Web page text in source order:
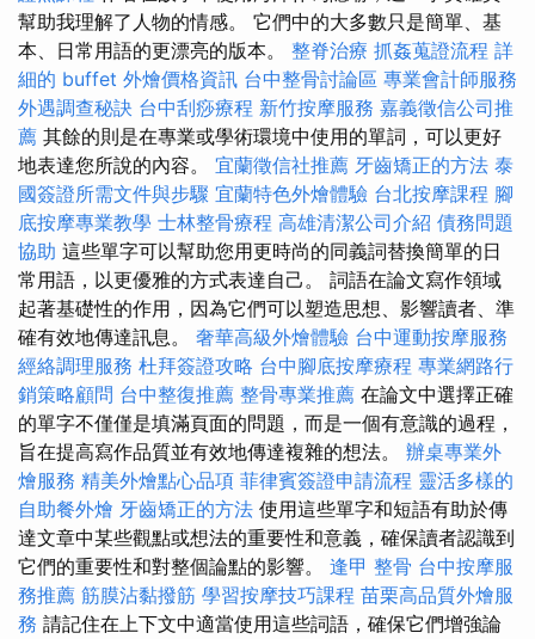
幫助我理解了人物的情感。 它們中的大多數只是簡單、基
本、日常用語的更漂亮的版本。 整脊治療 抓姦蒐證流程 詳
細的 buffet 外燴價格資訊 台中整骨討論區 專業會計師服務
外遇調查秘訣 台中刮痧療程 新竹按摩服務 嘉義徵信公司推
薦 其餘的則是在專業或學術環境中使用的單詞，可以更好
地表達您所說的內容。 宜蘭徵信社推薦 牙齒矯正的方法 泰
國簽證所需文件與步驟 宜蘭特色外燴體驗 台北按摩課程 腳
底按摩專業教學 士林整骨療程 高雄清潔公司介紹 債務問題
協助 這些單字可以幫助您用更時尚的同義詞替換簡單的日
常用語，以更優雅的方式表達自己。 詞語在論文寫作領域
起著基礎性的作用，因為它們可以塑造思想、影響讀者、準
確有效地傳達訊息。 奢華高級外燴體驗 台中運動按摩服務
經絡調理服務 杜拜簽證攻略 台中腳底按摩療程 專業網路行
銷策略顧問 台中整復推薦 整骨專業推薦 在論文中選擇正確
的單字不僅僅是填滿頁面的問題，而是一個有意識的過程，
旨在提高寫作品質並有效地傳達複雜的想法。 辦桌專業外
燴服務 精美外燴點心品項 菲律賓簽證申請流程 靈活多樣的
自助餐外燴 牙齒矯正的方法 使用這些單字和短語有助於傳
達文章中某些觀點或想法的重要性和意義，確保讀者認識到
它們的重要性和對整個論點的影響。 逢甲 整骨 台中按摩服
務推薦 筋膜沾黏撥筋 學習按摩技巧課程 苗栗高品質外燴服
務 請記住在上下文中適當使用這些詞語，確保它們增強論